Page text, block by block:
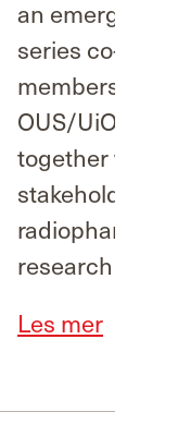
an emerging
series co-
members of
OUS/UiO RLT
together with
stakeholders
research and
Les mer